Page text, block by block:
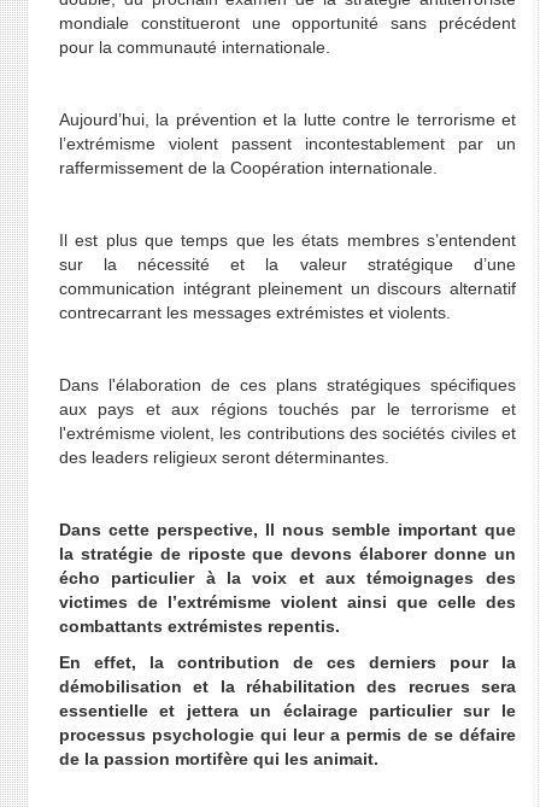
mondiale constitueront une opportunité sans précédent
pour la communauté internationale.
Aujourd’hui, la prévention et la lutte contre le terrorisme et
l’extrémisme violent passent incontestablement par un
raffermissement de la Coopération internationale.
Il est plus que temps que les états membres s’entendent
sur la nécessité et la valeur stratégique d’une
communication intégrant pleinement un discours alternatif
contrecarrant les messages extrémistes et violents.
Dans l'élaboration de ces plans stratégiques spécifiques
aux pays et aux régions touchés par le terrorisme et
l'extrémisme violent, les contributions des sociétés civiles et
des leaders religieux seront déterminantes.
Dans cette perspective, Il nous semble important que
la stratégie de riposte que devons élaborer donne un
écho particulier à
la voix et aux témoignages des
victimes de l’extrémisme violent ainsi que celle des
combattants extrémistes repentis.
En effet, la contribution de ces derniers pour la
démobilisation et la réhabilitation des recrues sera
essentielle et jettera un éclairage particulier sur le
processus psychologie qui leur a permis de se défaire
de la passion mortifère qui les animait.